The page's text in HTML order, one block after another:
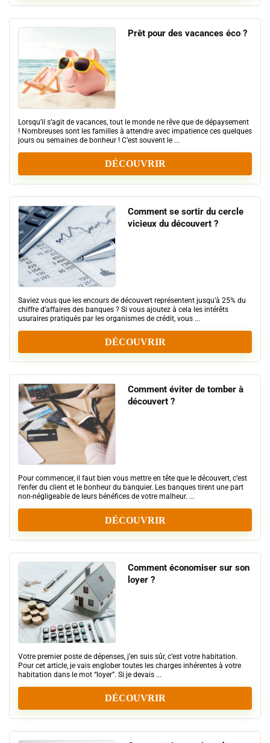
Prêt pour des vacances éco ?
Lorsqu’il s’agit de vacances, tout le monde ne rêve que de dépaysement
! Nombreuses sont les familles à attendre avec impatience ces quelques
jours ou semaines de bonheur ! C’est souvent le ...
DÉCOUVRIR
Comment se sortir du cercle
vicieux du découvert ?
Saviez vous que les encours de découvert représentent jusqu’à 25% du
chiffre d’affaires des banques ? Si vous ajoutez à cela les intérêts
usuraires pratiqués par les organismes de crédit, vous ...
DÉCOUVRIR
Comment éviter de tomber à
découvert ?
Pour commencer, il faut bien vous mettre en tête que le découvert, c’est
l’enfer du client et le bonheur du banquier. Les banques tirent une part
non-négligeable de leurs bénéfices de votre malheur. ...
DÉCOUVRIR
Comment économiser sur son
loyer ?
Votre premier poste de dépenses, j’en suis sûr, c’est votre habitation.
Pour cet article, je vais englober toutes les charges inhérentes à votre
habitation dans le mot “loyer”. Si je devais ...
DÉCOUVRIR